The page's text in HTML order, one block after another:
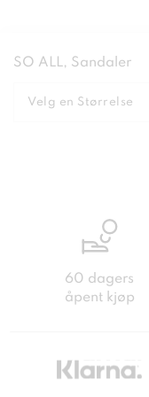
SO ALL, Sandaler
Velg en Størrelse
60 dagers
åpent kjøp